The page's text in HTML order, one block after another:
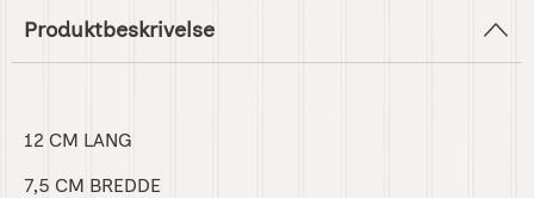
Produktbeskrivelse
12 CM LANG
7,5 CM BREDDE